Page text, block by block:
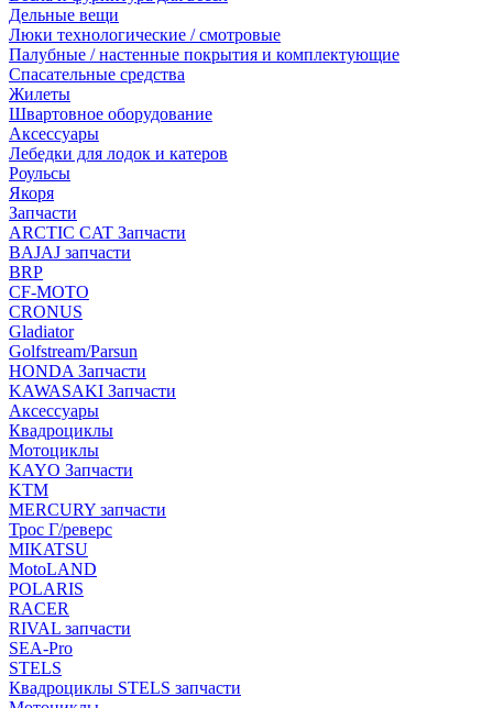
Дельные вещи
Люки технологические / смотровые
Палубные / настенные покрытия и комплектующие
Спасательные средства
Жилеты
Швартовное оборудование
Аксессуары
Лебедки для лодок и катеров
Роульсы
Якоря
Запчасти
ARCTIC CAT Запчасти
BAJAJ запчасти
BRP
CF-MOTO
CRONUS
Gladiator
Golfstream/Parsun
HONDA Запчасти
KAWASAKI Запчасти
Аксессуары
Квадроциклы
Мотоциклы
KAYO Запчасти
KTM
MERCURY запчасти
Трос Г/реверс
MIKATSU
MotoLAND
POLARIS
RACER
RIVAL запчасти
SEA-Pro
STELS
Квадроциклы STELS запчасти